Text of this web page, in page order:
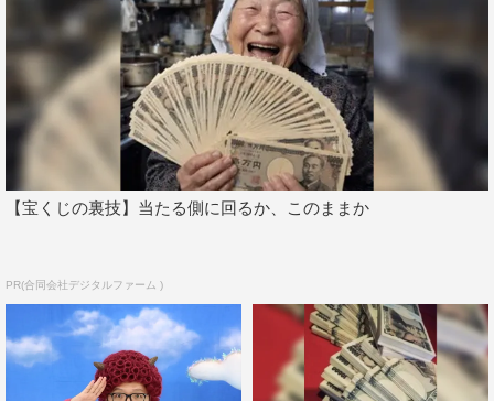
【宝くじの裏技】当たる側に回るか、このままか
PR(合同会社デジタルファーム )